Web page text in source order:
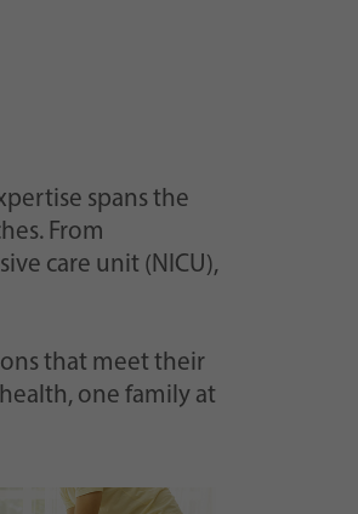
spans the
From
care unit (NICU),
that meet their
one family at